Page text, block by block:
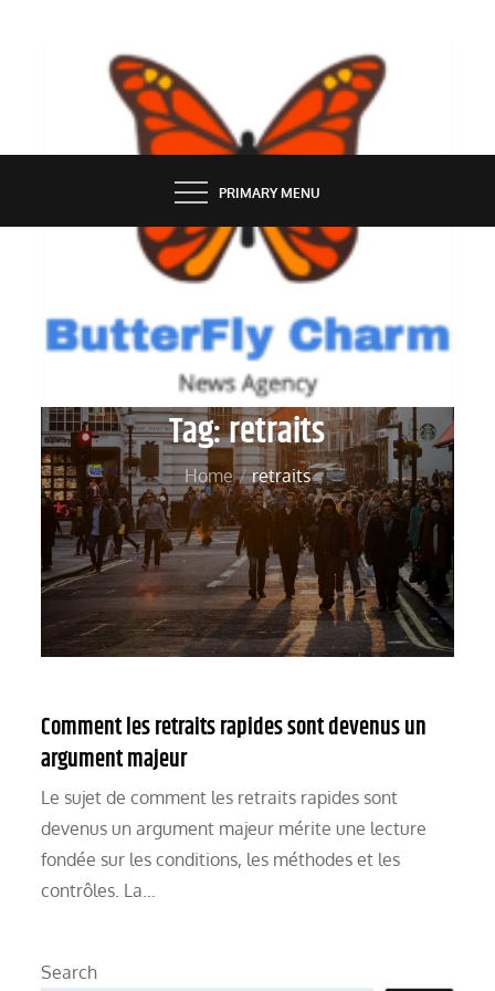
BUTTERFLY CHARM
PRIMARY MENU
Tag:retraits
Home retraits
Comment les retraits rapides sont devenus un
argument majeur
Le sujet de comment les retraits rapides sont
devenus un argument majeur mérite une lecture
fondée sur les conditions, les méthodes et les
contrôles. La…
Search